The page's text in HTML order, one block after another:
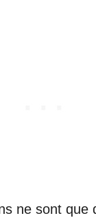
ne sont que